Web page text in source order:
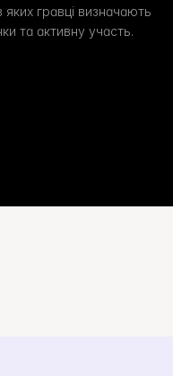
яких гравці визначають
та активну участь.